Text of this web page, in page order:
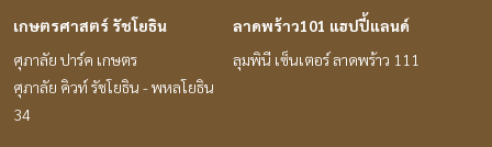
เกษตรศาสตร์ รัชโยธิน
ศุภาลัย ปาร์ค เกษตร
ศุภาลัย คิวท์ รัชโยธิน - พหลโยธิน
34
ลาดพร้าว101 แฮปปี้แลนด์
ลุมพินี เซ็นเตอร์ ลาดพร้าว 111